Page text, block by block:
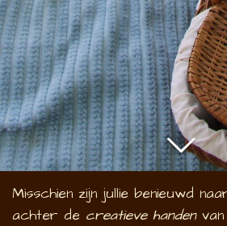
Misschien zijn jullie benieuwd
achter de creatieve handenvan